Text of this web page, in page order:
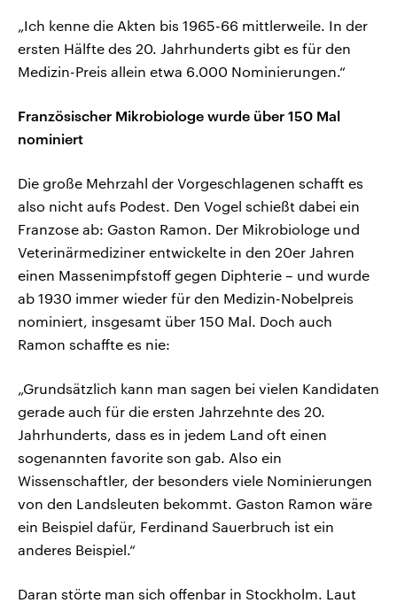
„Ich kenne die Akten bis 1965-66 mittlerweile. In der
ersten Hälfte des 20. Jahrhunderts gibt es für den
Medizin-Preis allein etwa 6.000 Nominierungen.“
Französischer Mikrobiologe wurde über 150 Mal
nominiert
Die große Mehrzahl der Vorgeschlagenen schafft es
also nicht aufs Podest. Den Vogel schießt dabei ein
Franzose ab: Gaston Ramon. Der Mikrobiologe und
Veterinärmediziner entwickelte in den 20er Jahren
einen Massenimpfstoff gegen Diphterie – und wurde
ab 1930 immer wieder für den Medizin-Nobelpreis
nominiert, insgesamt über 150 Mal. Doch auch
Ramon schaffte es nie:
„Grundsätzlich kann man sagen bei vielen Kandidaten
gerade auch für die ersten Jahrzehnte des 20.
Jahrhunderts, dass es in jedem Land oft einen
sogenannten favorite son gab. Also ein
Wissenschaftler, der besonders viele Nominierungen
von den Landsleuten bekommt. Gaston Ramon wäre
ein Beispiel dafür, Ferdinand Sauerbruch ist ein
anderes Beispiel.“
Daran störte man sich offenbar in Stockholm. Laut